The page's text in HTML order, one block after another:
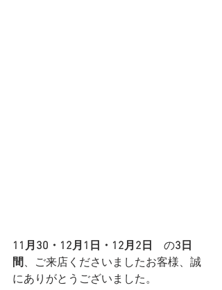
11月30・12月1日・12月2日 の3日
間 、ご来店くださいましたお客様、誠
にありがとうございました。